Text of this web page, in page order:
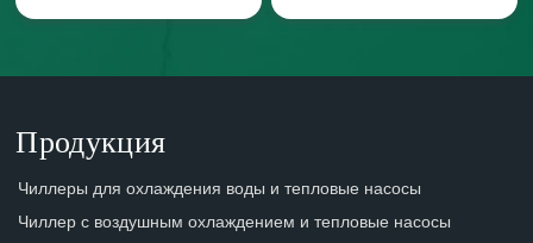
Продукция
Чиллеры для охлаждения воды и тепловые насосы
Чиллер с воздушным охлаждением и тепловые насосы